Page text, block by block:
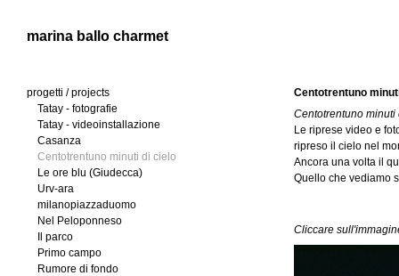
marina ballo charmet
l
i
n
u
Centotrentuno
Centotrentuno
Le riprese video e
ripreso il cielo nel
Ancora una volta il
Quello che vediamo
Cliccare
progetti / projects
Tatay - fotografie
Tatay - videoinstallazione
Casanza
Centotrentuno minuti di cielo
Le ore blu (Giudecca)
Urv-ara
milanopiazzaduomo
Nel Peloponneso
Il parco
Primo campo
Rumore di fondo